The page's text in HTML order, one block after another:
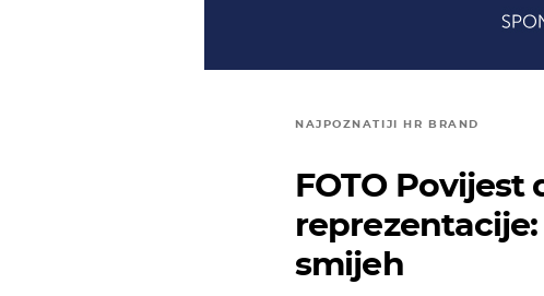
NAJPOZNATIJI HR BRAND
FOTO
smijeh